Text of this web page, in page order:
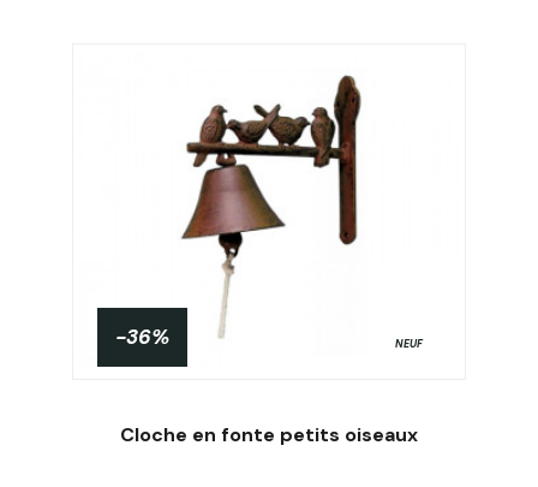
-36% NEUF
Cloche en fonte petits oiseaux